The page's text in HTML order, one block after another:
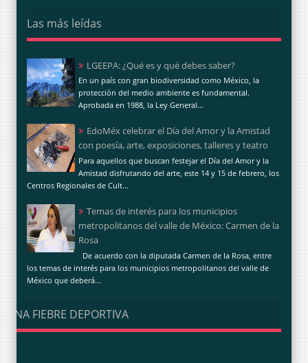
Las más leídas
LGEEPA: ¿Qué es y qué debes saber?
En un país con gran biodiversidad como México, la
protección del medio ambiente es fundamental.
Aprobada en 1988, la Ley General...
EdoMéx celebrar el Día del Amor y la Amistad
con poesía, arte, exposiciones, talleres y teatro
Para aquellos que buscan festejar el Día del Amor y la
Amistad disfrutando del arte, este 14 y 15 de febrero, los
Centros Regionales de Cult...
Temas de interés para los municipios
metropolitanos del valle de México: Carmen de la
Rosa
De acuerdo con la diputada Carmen de la Rosa, entre
los temas de interés para los municipios metropolitanos del valle de
México que deberá...
UNA FIEBRE DEPORTIVA